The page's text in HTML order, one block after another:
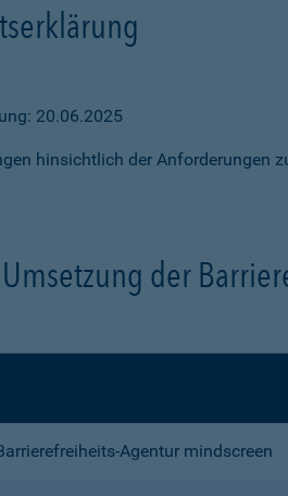
20.06.2025
hinsichtlich der Anforderungen
der
Agentur mindscreen